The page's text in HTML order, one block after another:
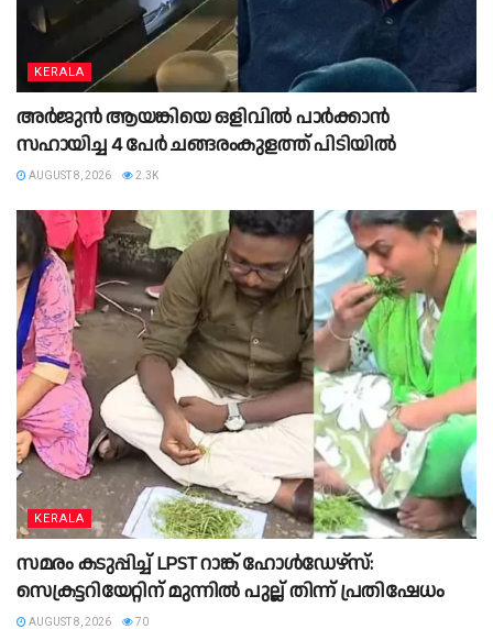
KERALA
അർജുൻ ആയങ്കിയെ ഒളിവിൽ പാർക്കാൻ
സഹായിച്ച 4 പേര്‍ ചങ്ങരംകുളത്ത് പിടിയില്‍
AUGUST 8, 2026 2.3K
KERALA
സമരം കടുപ്പിച്ച് LPST റാങ്ക് ഹോൾഡേഴ്സ്:
സെക്രട്ടറിയേറ്റിന് മുന്നിൽ പുല്ല് തിന്ന് പ്രതിഷേധം
AUGUST 8, 2026 70